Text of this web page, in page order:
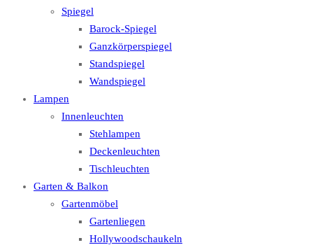
Spiegel
Barock-Spiegel
Ganzkörperspiegel
Standspiegel
Wandspiegel
Lampen
Innenleuchten
Stehlampen
Deckenleuchten
Tischleuchten
Garten & Balkon
Gartenmöbel
Gartenliegen
Hollywoodschaukeln